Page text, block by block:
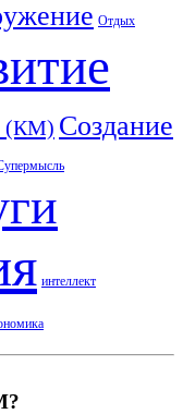
Отдых
(КМ) Создание
интеллект